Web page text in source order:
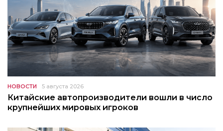
НОВОСТИ 5 августа 2026
Китайские автопроизводители вошли в число
крупнейших мировых игроков